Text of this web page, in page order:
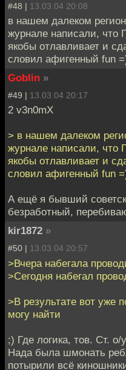
#48 | 13.03.04 20:08
в нашем далеком
журнале написали, что
якобы отлавливает и
словил афигенный fun
Goblin »
#49 | 13.03.04 20:17
2 v3n0mX
> в нашем далеком
журнале написали, что
якобы отлавливает и
словил афигенный fun
А ещё я бывший
безработный,
kir1872 »
#50 | 13.03.04 20:57
>Вчера набегала
>Сегодня набегал
>В результате вот уже
могу найти
;) Где логика, тов. Ст.
Нада была шмонать
потырили всё